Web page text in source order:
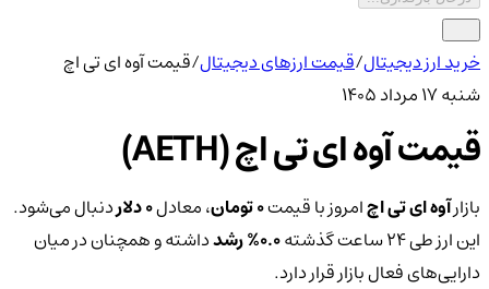
خرید ارز دیجیتال/قیمت ارزهای دیجیتال/قیمت آوه ای تی اچ
شنبه ۱۷ مرداد ۱۴۰۵
قیمت آوه ای تی اچ (AETH)
بازارآوه ای تی اچامروز با قیمت0 تومان ، معادل0 دلار
دنبال می‌شود.
این ارز طی ۲۴ ساعت گذشته
0.0% رشدداشته و همچنان در میان
دارایی‌های فعال بازار قرار دارد.